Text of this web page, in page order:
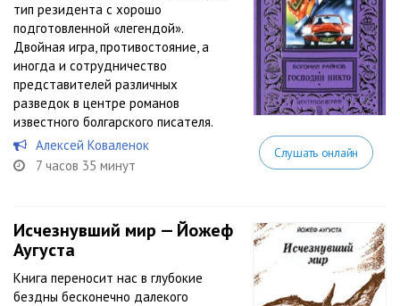
тип резидента с хорошо
подготовленной «легендой».
Двойная игра, противостояние, а
иногда и сотрудничество
представителей различных
разведок в центре романов
известного болгарского писателя.
Алексей Коваленок
7 часов 35 минут
Слушать онлайн
Исчезнувший мир — Йожеф
Аугуста
Книга переносит нас в глубокие
бездны бесконечно далекого